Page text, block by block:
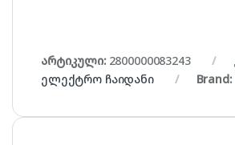
არტიკული: 2800000083243
ელექტრო ჩაიდანი
Brand: